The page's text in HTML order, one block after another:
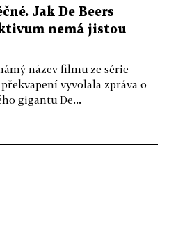
Jak De Beers
nemá jistou
název filmu ze série
vyvolala zpráva o
gigantu De...